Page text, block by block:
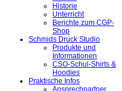
Historie
Unterricht
Berichte zum CGP-
Shop
Schmids Druck Studio
Produkte und
Informationen
CSO-Schul-Shirts &
Hoodies
Praktische Infos
Ansprechpartner